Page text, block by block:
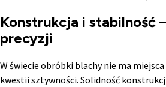
Konstrukcja i stabilność
precyzji
W świecie obróbki blachy nie ma
kwestii sztywności. Solidność